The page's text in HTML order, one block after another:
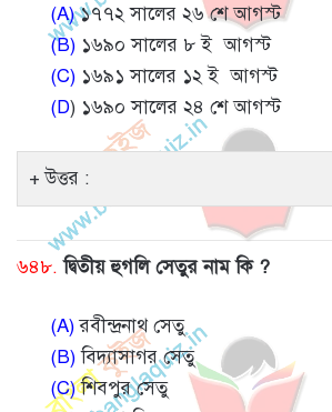
(A)১৭৭২ সালের ২৬ শে আগস্ট
(B) ১৬৯০ সালের ৮ ই আগস্ট
(C) ১৬৯১ সালের ১২ ই আগস্ট
(D) ১৬৯০ সালের ২৪ শে আগস্ট
উত্তর :
৬৪৮. দ্বিতীয় হুগলি সেতুর নাম কি ?
(A)রবীন্দ্রনাথ সেতু
(B)বিদ্যাসাগর সেতু
(C)শিবপুর সেতু